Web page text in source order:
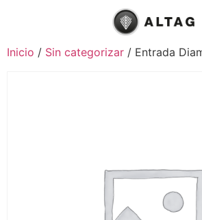
Inicio / Sin categorizar / Entrada